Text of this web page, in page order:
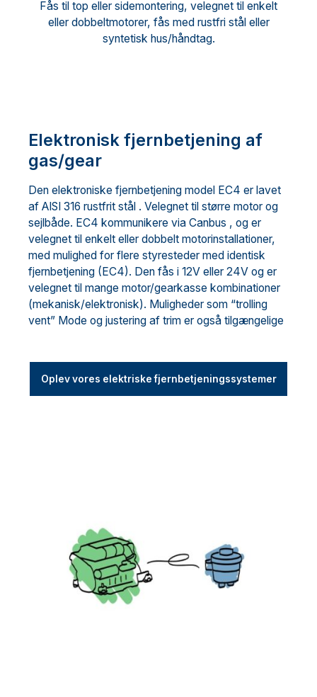
Fås til top eller sidemontering, velegnet til enkelt
eller dobbeltmotorer, fås med rustfri stål eller
syntetisk hus/håndtag.
Elektronisk fjernbetjening af
gas/gear
Den elektroniske fjernbetjening model EC4 er lavet
af AISI 316 rustfrit stål . Velegnet til større motor og
sejlbåde. EC4 kommunikere via Canbus , og er
velegnet til enkelt eller dobbelt motorinstallationer,
med mulighed for flere styresteder med identisk
fjernbetjening (EC4). Den fås i 12V eller 24V og er
velegnet til mange motor/gearkasse kombinationer
(mekanisk/elektronisk). Muligheder som “trolling
vent” Mode og justering af trim er også tilgængelige
Oplev vores elektriske fjernbetjeningssystemer